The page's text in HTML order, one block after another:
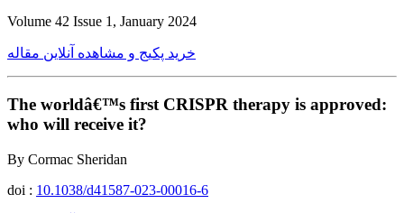
Volume 42 Issue 1, January 2024
خرید پکیج و مشاهده آنلاین مقاله
The worldâ€™s first CRISPR therapy is approved:
who will receive it?
By Cormac Sheridan
doi : 10.1038/d41587-023-00016-6